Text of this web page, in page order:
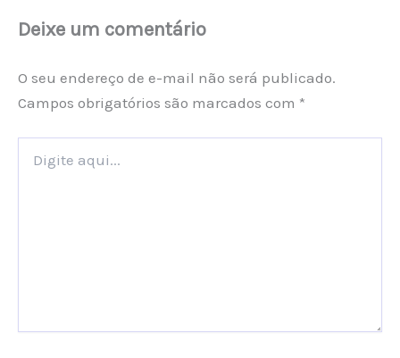
Deixe um comentário
O seu endereço de e-mail não será publicado.
Campos obrigatórios são marcados com *
aqui...